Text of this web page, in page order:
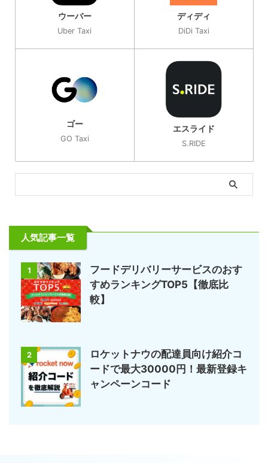
ウーバー
Uber Taxi
ディディ
DiDi Taxi
ゴー
GO Taxi
エスライド
S.RIDE
人気記事一覧
1
フードデリバリーサービスのおす
すめランキングTOP5【徹底比
較】
2
ロケットナウの配達員向け紹介コ
ードで最大30000円！最新登録キ
ャンペーンコード